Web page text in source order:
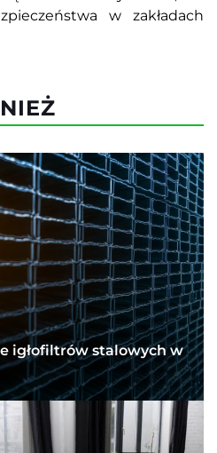
w zakładach
igłofiltrów stalowych w